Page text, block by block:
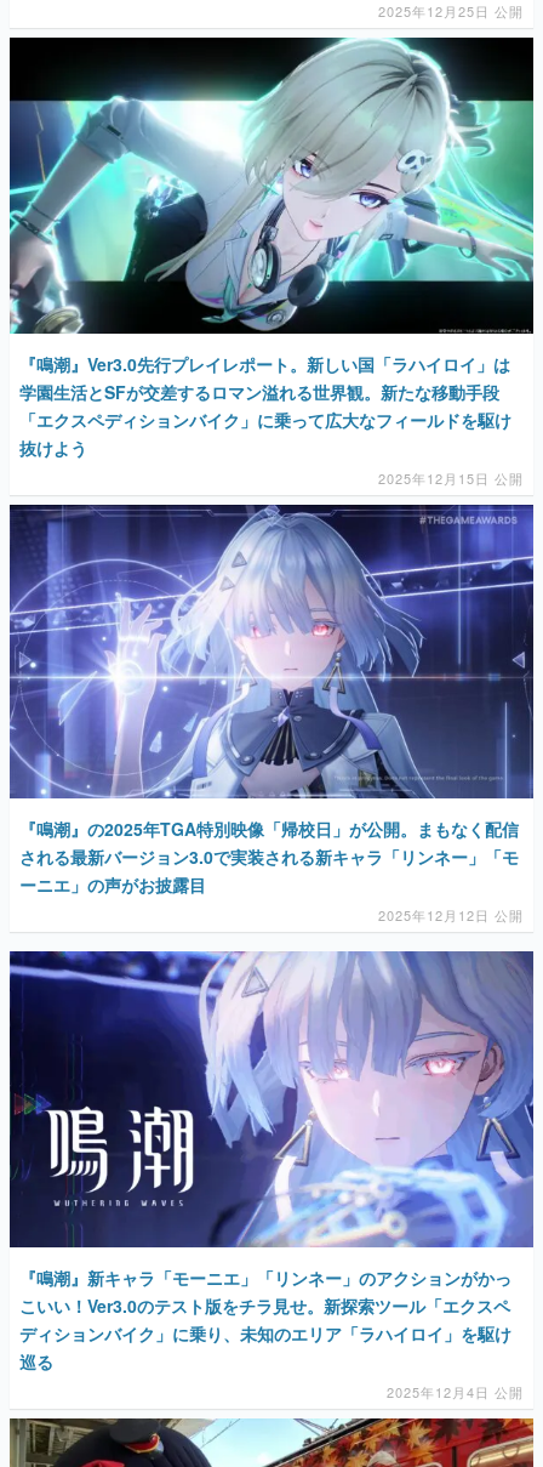
2025年12月25日 公開
『鳴潮』Ver3.0先行プレイレポート。新しい国「ラハイロイ」は
学園生活とSFが交差するロマン溢れる世界観。新たな移動手段
「エクスペディションバイク」に乗って広大なフィールドを駆け
抜けよう
2025年12月15日 公開
『鳴潮』の2025年TGA特別映像「帰校日」が公開。まもなく配信
される最新バージョン3.0で実装される新キャラ「リンネー」「モ
ーニエ」の声がお披露目
2025年12月12日 公開
『鳴潮』新キャラ「モーニエ」「リンネー」のアクションがかっ
こいい！Ver3.0のテスト版をチラ見せ。新探索ツール「エクスペ
ディションバイク」に乗り、未知のエリア「ラハイロイ」を駆け
巡る
2025年12月4日 公開